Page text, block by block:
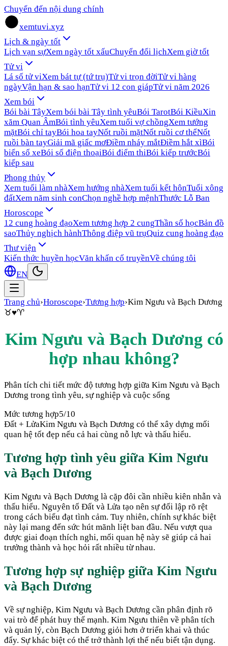
Chuyển đến nội dung chính
xemtuvi.xyz
Lịch & ngày tốt
Lịch vạn sựXem ngày tốt xấuChuyển đổi lịchXem giờ tốt
Tử vi
Lá số tử viXem bát tự (tứ trụ)Tử vi trọn đờiTử vi hàng
ngàyVận hạn & sao hạnTử vi 12 con giápTử vi năm 2026
Xem bói
Bói bài TâyXem bói bài Tây tình yêuBói TarotBói KiềuXin
xăm Quan ÂmBói tình yêuXem tuổi vợ chồngXem tướng
mặtBói chỉ tayBói hoa tayNốt ruồi mặtNốt ruồi cơ thểNốt
ruồi bàn tayGiải mã giấc mơĐiềm nháy mắtĐiềm hắt xìBói
biển số xeBói số điện thoạiBói điểm thiBói kiếp trướcBói
kiếp sau
Phong thủy
Xem tuổi làm nhàXem hướng nhàXem tuổi kết hônTuổi xông
đấtXem năm sinh conChọn nghề hợp mệnhThước Lỗ Ban
Horoscope
12 cung hoàng đạoXem tương hợp 2 cungThần số họcBản đồ
saoThủy nghịch hànhThông điệp vũ trụQuiz cung hoàng đạo
Thư viện
Kiến thức huyền họcVăn khấn cổ truyềnVề chúng tôi
EN
Trang chủ›Horoscope›Tương hợp›Kim Ngưu và Bạch Dương
♉♥♈
Kim Ngưu và Bạch Dương có
hợp nhau không?
Phân tích chi tiết mức độ tương hợp giữa Kim Ngưu và Bạch
Dương trong tình yêu, sự nghiệp và cuộc sống
Mức tương hợp5/10
Đất + LửaKim Ngưu và Bạch Dương có thể xây dựng mối
quan hệ tốt đẹp nếu cả hai cùng nỗ lực và thấu hiểu.
Tương hợp tình yêu giữa Kim Ngưu
và Bạch Dương
Kim Ngưu và Bạch Dương là cặp đôi cần nhiều kiên nhẫn và
thấu hiểu. Nguyên tố Đất và Lửa tạo nên sự đối lập rõ rệt
trong cách biểu đạt tình cảm. Tuy nhiên, chính sự khác biệt
này lại mang đến sức hút mãnh liệt ban đầu. Nếu vượt qua
được giai đoạn thích nghi, mối quan hệ này sẽ giúp cả hai
trưởng thành và học hỏi rất nhiều từ nhau.
Tương hợp sự nghiệp giữa Kim Ngưu
và Bạch Dương
Về sự nghiệp, Kim Ngưu và Bạch Dương cần phân định rõ
vai trò để phát huy thế mạnh. Kim Ngưu thiên về phân tích
và quản lý, còn Bạch Dương giỏi hơn ở triển khai và thúc
đẩy. Sự khác biệt có thể trở thành lợi thế nếu biết tận dụng.